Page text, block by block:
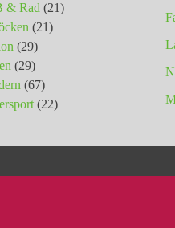
& Rad (21)
(21)
(29)
(29)
(67)
(22)